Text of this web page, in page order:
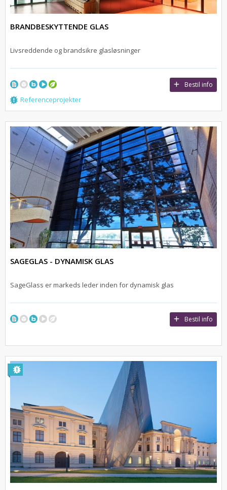
BRANDBESKYTTENDE GLAS
Livsreddende og brandsikre glasløsninger
Bestil info
Referenceprojekter
SAGEGLAS - DYNAMISK GLAS
SageGlass er markeds leder inden for dynamisk glas
Bestil info